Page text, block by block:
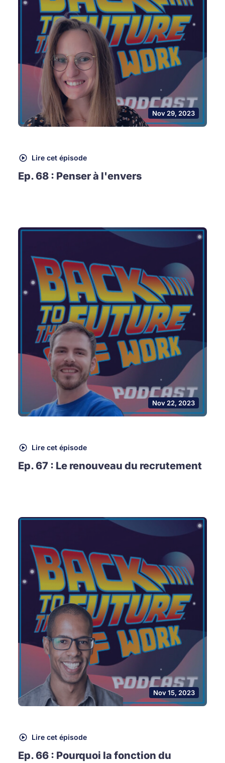
Nov 29, 2023
Lire cet épisode
Ep. 68 : Penser à l'envers
Nov 22, 2023
Lire cet épisode
Ep. 67 : Le renouveau du recrutement
Nov 15, 2023
Lire cet épisode
Ep. 66 : Pourquoi la fonction du